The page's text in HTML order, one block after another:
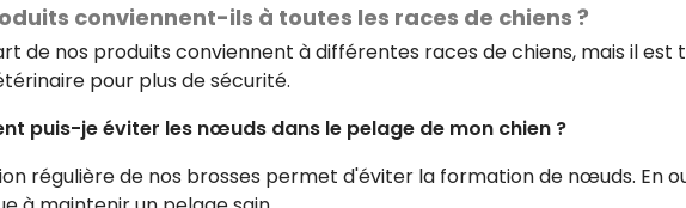
conviennent-ils à toutes les races de chiens ?
de nos produits conviennent à différentes races de chiens, mais il
pour plus de sécurité.
puis-je éviter les nœuds dans le pelage de mon chien ?
régulière de nos brosses permet d'éviter la formation de nœuds. En